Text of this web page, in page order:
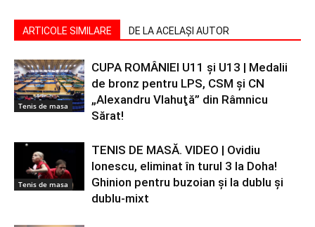
ARTICOLE SIMILARE DE LA ACELAȘI AUTOR
Tenis de masa
CUPA ROMÂNIEI U11 şi U13 | Medalii
de bronz pentru LPS, CSM şi CN
„Alexandru Vlahuţă” din Râmnicu
Sărat!
Tenis de masa
TENIS DE MASĂ. VIDEO | Ovidiu
Ionescu, eliminat în turul 3 la Doha!
Ghinion pentru buzoian şi la dublu şi
dublu-mixt